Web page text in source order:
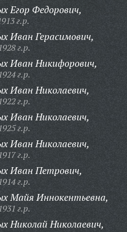
Егор Федорович,
г.р.
Иван Герасимович,
г.р.
Иван Никифорович,
г.р.
Иван Николаевич,
г.р.
Иван Николаевич,
г.р.
Иван Николаевич,
г.р.
Иван Петрович,
г.р.
Майя Иннокентьевна,
г.р.
Николай Николаевич,